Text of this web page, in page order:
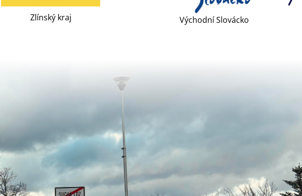
Zlínský kraj Východní Slovácko